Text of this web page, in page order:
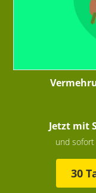
Jetzt mit
und
30